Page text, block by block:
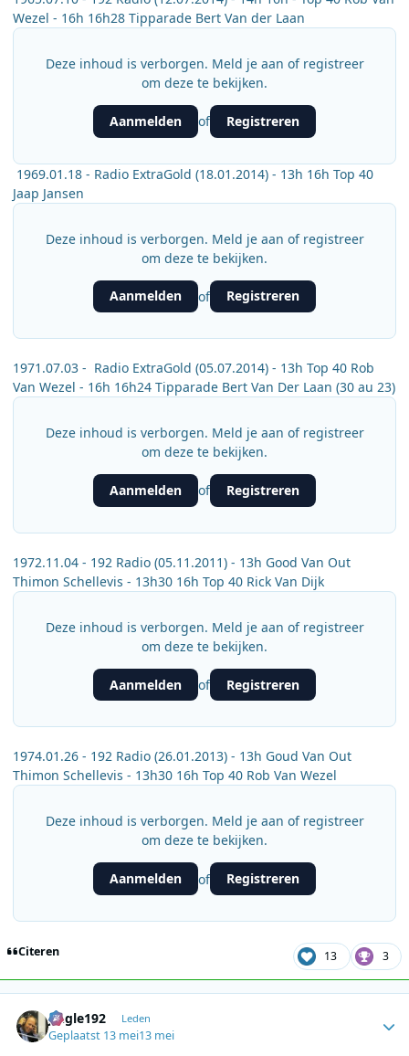
Wezel - 16h 16h28 Tipparade Bert Van der Laan
Deze inhoud is verborgen. Meld je aan of registreer
om deze te bekijken.
Aanmelden of Registreren
1969.01.18 - Radio ExtraGold (18.01.2014) - 13h 16h Top 40
Jaap Jansen
Deze inhoud is verborgen. Meld je aan of registreer
om deze te bekijken.
Aanmelden of Registreren
1971.07.03 - Radio ExtraGold (05.07.2014) - 13h Top 40 Rob
Van Wezel - 16h 16h24 Tipparade Bert Van Der Laan (30 au 23)
Deze inhoud is verborgen. Meld je aan of registreer
om deze te bekijken.
Aanmelden of Registreren
1972.11.04 - 192 Radio (05.11.2011) - 13h Good Van Out
Thimon Schellevis - 13h30 16h Top 40 Rick Van Dijk
Deze inhoud is verborgen. Meld je aan of registreer
om deze te bekijken.
Aanmelden of Registreren
1974.01.26 - 192 Radio (26.01.2013) - 13h Goud Van Out
Thimon Schellevis - 13h30 16h Top 40 Rob Van Wezel
Deze inhoud is verborgen. Meld je aan of registreer
om deze te bekijken.
Aanmelden of Registreren
Citeren 13 3
Jingle192 Leden
Geplaatst 13 mei13 mei